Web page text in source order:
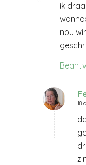
ik
nou
18